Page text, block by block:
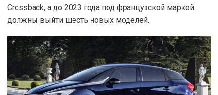
Crossback, а до 2023 года под французской маркой
должны выйти шесть новых моделей.